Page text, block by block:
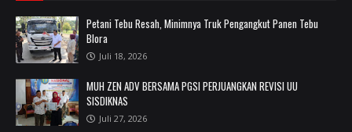
Petani Tebu Resah, Minimnya Truk Pengangkut Panen Tebu
Blora
Juli 18, 2026
MUH ZEN ADV BERSAMA PGSI PERJUANGKAN REVISI UU
SISDIKNAS
Juli 27, 2026